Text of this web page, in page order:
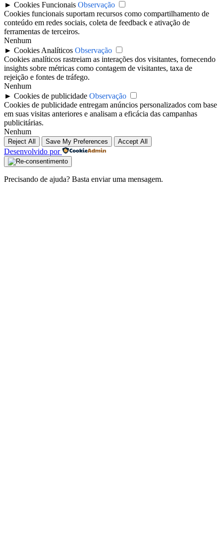
► Cookies Funcionais Observação
Cookies funcionais suportam recursos como compartilhamento de
conteúdo em redes sociais, coleta de feedback e ativação de
ferramentas de terceiros.
Nenhum
► Cookies Analíticos Observação
Cookies analíticos rastreiam as interações dos visitantes, fornecendo
insights sobre métricas como contagem de visitantes, taxa de
rejeição e fontes de tráfego.
Nenhum
► Cookies de publicidade Observação
Cookies de publicidade entregam anúncios personalizados com base
em suas visitas anteriores e analisam a eficácia das campanhas
publicitárias.
Nenhum
Reject All Save My Preferences Accept All
Desenvolvido por
Precisando de ajuda? Basta enviar uma mensagem.